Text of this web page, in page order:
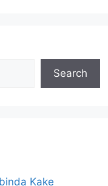
Search
Kake